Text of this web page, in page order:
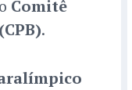
Comitê
.